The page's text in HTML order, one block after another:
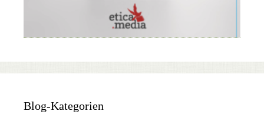
Blog-Kategorien